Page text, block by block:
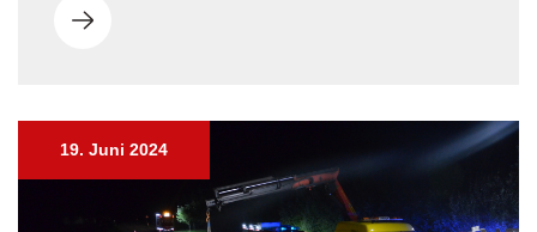
19. Juni 2024